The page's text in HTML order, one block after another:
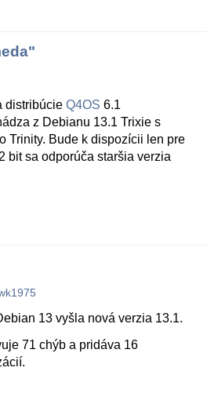
distribúcie Q4OS 6.1
z Debianu 13.1 Trixie s
Trinity. Bude k dispozícii len pre
bit sa odporúča staršia verzia
13 vyšla nová verzia 13.1.
71 chýb a pridáva 16